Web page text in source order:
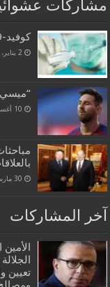
مشاركات
كوفيد-19..الصين تقدم معطيات عن فاعلية لقاحها
2 يناير، 2021
10 أغسطس، 2021
30 مارس، 2023
آخر المشاركات
تعيين